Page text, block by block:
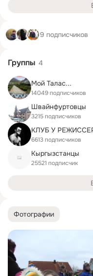
Фотографии
9 подписчиков
Группы 4
Мой Талас...
14049 подписчиков
Швайнфуртовцы
3215 подписчиков
КЛУБ У
6613 подписчиков
Кыргызстанцы
25521 подписчик